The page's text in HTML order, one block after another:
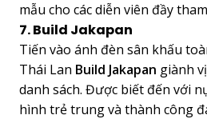
mẫu cho các diễn viên đầy
7. Build Jakapan
Tiến vào ánh đèn sân khấu
Thái Lan Build Jakapan giành
danh sách. Được biết đến với
hình trẻ trung và thành công